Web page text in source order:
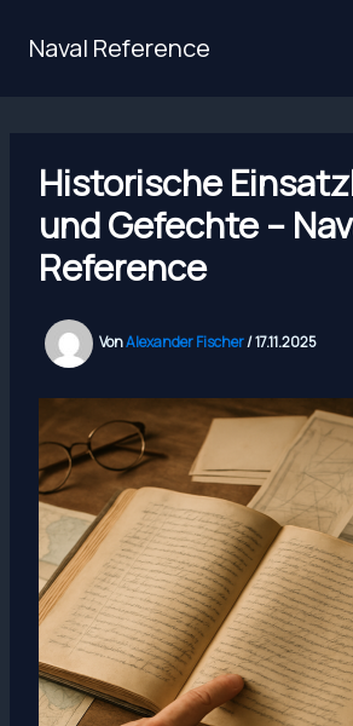
Inhalt
springen
Naval Reference
Historische
und Gefechte –
Reference
VonAlexander Fischer/17.11.2025